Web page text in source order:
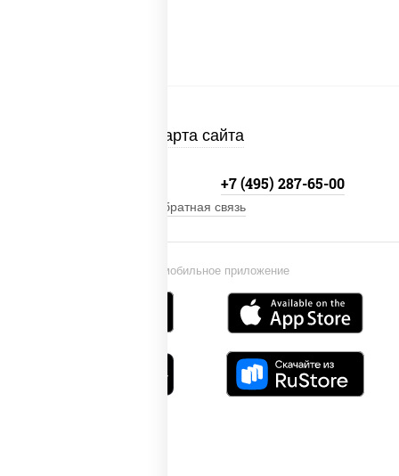
Карта сайта
Установи мобильное приложение
+7 (495) 287-65-00
Обратная связь